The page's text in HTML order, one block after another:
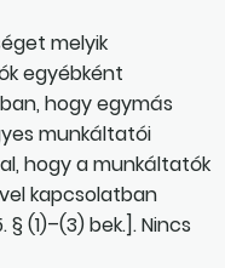
melyik
egyébként
hogy egymás
munkáltatói
hogy a munkáltatók
kapcsolatban
(1)–(3) bek.]. Nincs